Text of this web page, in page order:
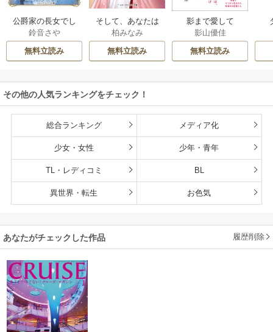
公爵家の長女でし
た
鈴音さや
無料立読み
そして、あなたは
私を捨てる
柏みなみ
無料立読み
影まで愛して
影山優佳
無料立読み
その他の人気ランキングをチェック！
総合ランキング メディア化
少女・女性 少年・青年
TL・レディコミ BL
異世界・転生 お色気
あなたがチェックした作品 履歴削除